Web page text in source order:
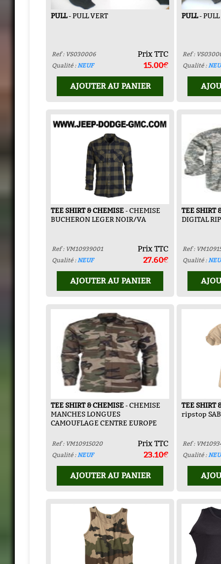
PULL- PULL VERT
Ref : VS030006 Prix TTC
Qualité :NEUF 15.00€
AJOUTER AU PANIER
PULL- PULL
Ref :
Qualité :
TEE SHIRT & CHEMISE- CHEMISE
BUCHERON LEGER NOIR/VA
Ref : VM10939001 Prix TTC
Qualité :NEUF 27.60€
AJOUTER AU PANIER
TEE SHIRT
DIGITAL
Ref :
Qualité :
TEE SHIRT & CHEMISE- CHEMISE
MANCHES LONGUES
CAMOUFLAGE CENTRE EUROPE
Ref : VM10915020 Prix TTC
Qualité :NEUF 23.10€
AJOUTER AU PANIER
TEE SHIRT
ripstop
Ref :
Qualité :